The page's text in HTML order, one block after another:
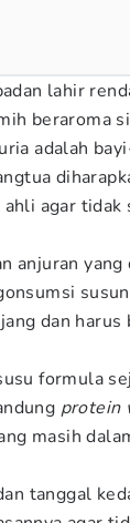
lahir
beraroma
adalah
agar tidak
anjuran yang
dan
formula
protein
masih
tanggal